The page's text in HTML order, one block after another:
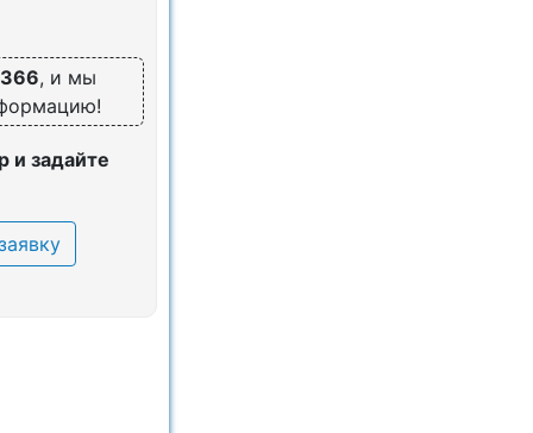
, и мы
и задайте